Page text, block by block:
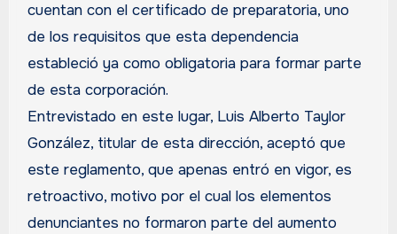
cuentan con el certificado de preparatoria, uno
de los requisitos que esta dependencia
estableció ya como obligatoria para formar parte
de esta corporación.
Entrevistado en este lugar, Luis Alberto Taylor
González, titular de esta dirección, aceptó que
este reglamento, que apenas entró en vigor, es
retroactivo, motivo por el cual los elementos
denunciantes no formaron parte del aumento